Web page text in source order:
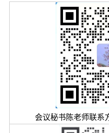
会议秘书陈老师联系